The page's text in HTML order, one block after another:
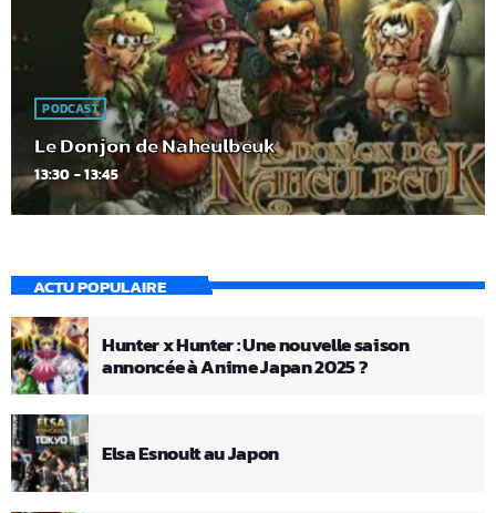
PODCAST
Le Donjon de Naheulbeuk
13:30 - 13:45
ACTU POPULAIRE
Hunter x Hunter : Une nouvelle saison
annoncée à Anime Japan 2025 ?
Elsa Esnoult au Japon